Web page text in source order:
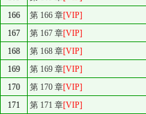
166
第 166 章[VIP]
167
第 167 章[VIP]
168
第 168 章[VIP]
169
第 169 章[VIP]
170
第 170 章[VIP]
171
第 171 章[VIP]